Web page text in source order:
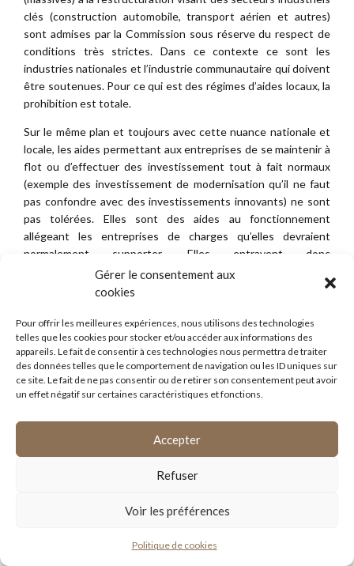
Gérer le consentement aux
cookies
Pour offrir les meilleures expériences, nous utilisons des technologies
telles que les cookies pour stocker et/ou accéder aux informations des
appareils. Le fait de consentir à ces technologies nous permettra de traiter
des données telles que le comportement de navigation ou les ID uniques sur
ce site. Le fait de ne pas consentir ou de retirer son consentement peut avoir
un effet négatif sur certaines caractéristiques et fonctions.
Accepter
Refuser
Voir les préférences
Politique de cookies
clés (construction automobile, transport aérien et autres)
sont admises par la Commission sous réserve du respect de
conditions très strictes. Dans ce contexte ce sont les
industries nationales et l’industrie communautaire qui doivent
être soutenues. Pour ce qui est des régimes d’aides locaux, la
prohibition est totale.
Sur le même plan et toujours avec cette nuance nationale et
locale, les aides permettant aux entreprises de se maintenir à
flot ou d’effectuer des investissement tout à fait normaux
(exemple des investissement de modernisation qu’il ne faut
pas confondre avec des investissements innovants) ne sont
pas tolérées. Elles sont des aides au fonctionnement
allégeant les entreprises de charges qu’elles devraient
normalement supporter. Elles entravent donc
systématiquement les échanges et la concurrence, n’ont
aucun effet incitatif et n’ont donc pas de fondement.
dossier Total que la pratique n’admet pas les aides
permettant aux entreprises de se mettre en conformité avec
les normes en vigueur…
3/ L’opportunité
d’une aide à Total
France Gonfreville.
l’investissement de Total qui n’est autre au final qu’une mise